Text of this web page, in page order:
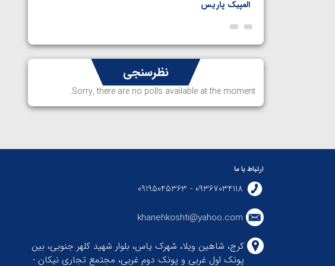
المپیک پاریس
نظرسنجی
Sorry, there are no polls available at the moment.
ارتباط با ما
09367034118 - 09195045363
khanehkoshti@yahoo.com
کرج، شاهین ویلا، شهرک یاس، بلوار شهید کلهر جنوبی، بین
پونک اول غربی و پونک دوم غربی، مجتمع تجاری نیکان -